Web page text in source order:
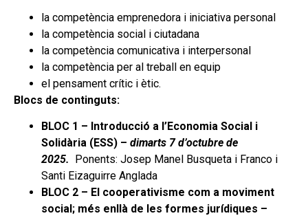
la competència emprenedora i iniciativa personal
la competència social i ciutadana
la competència comunicativa i interpersonal
la competència per al treball en equip
el pensament crític i ètic.
Blocs de continguts:
BLOC 1 – Introducció a l’Economia Social i
Solidària (ESS) – dimarts 7 d’octubre de
2025.
Ponents: Josep Manel Busqueta i Franco i
Santi Eizaguirre Anglada
BLOC 2 – El cooperativisme com a moviment
social; més enllà de les formes jurídiques –